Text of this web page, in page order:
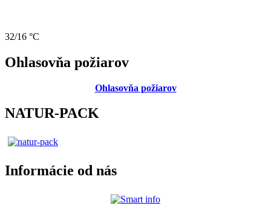
32/16 °C
Ohlasovňa požiarov
Ohlasovňa požiarov
NATUR-PACK
Informácie od nás